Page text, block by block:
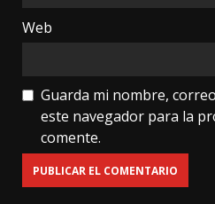
Web
Guarda mi nombre,
este navegador para la
comente.